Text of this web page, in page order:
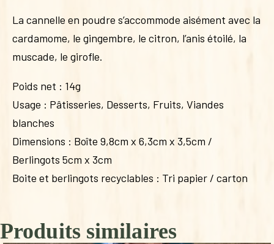
La cannelle en poudre s’accommode aisément avec la
cardamome, le gingembre, le citron, l’anis étoilé, la
muscade, le girofle.
Poids net : 14g
Usage : Pâtisseries, Desserts, Fruits, Viandes
blanches
Dimensions : Boîte 9,8cm x 6,3cm x 3,5cm /
Berlingots 5cm x 3cm
Boite et berlingots recyclables : Tri papier / carton
Produits similaires